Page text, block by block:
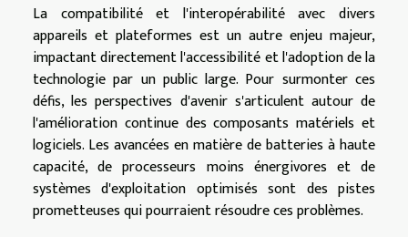
La compatibilité et l'interopérabilité avec divers
appareils et plateformes est un autre enjeu majeur,
impactant directement l'accessibilité et l'adoption de la
technologie par un public large. Pour surmonter ces
défis, les perspectives d'avenir s'articulent autour de
l'amélioration continue des composants matériels et
logiciels. Les avancées en matière de batteries à haute
capacité, de processeurs moins énergivores et de
systèmes d'exploitation optimisés sont des pistes
prometteuses qui pourraient résoudre ces problèmes.